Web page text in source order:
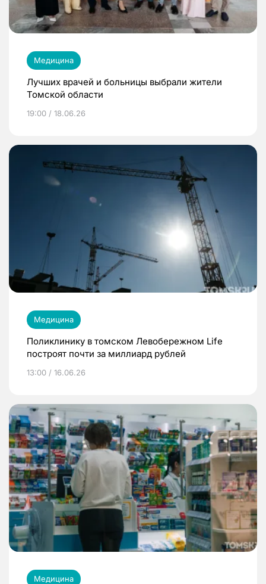
Медицина
Лучших врачей и больницы выбрали жители
Томской области
19:00 / 18.06.26
Медицина
Поликлинику в томском Левобережном Life
построят почти за миллиард рублей
13:00 / 16.06.26
Медицина